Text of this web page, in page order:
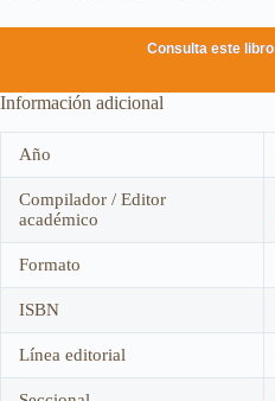
Consulta este libro
Información adicional
Año
Compilador / Editor
académico
Formato
ISBN
Línea editorial